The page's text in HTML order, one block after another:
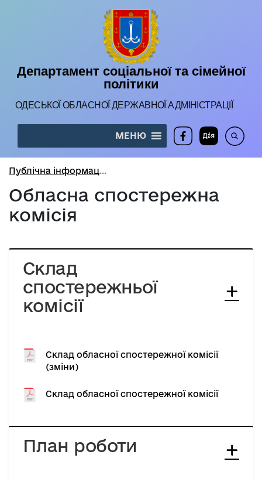
Департамент соціальної та сімейної
політики
ОДЕСЬКОЇ ОБЛАСНОЇ ДЕРЖАВНОЇ АДМIНIСТРАЦIЇ
МЕНЮ
Публічна інформація
Обласна спостережна
комісія
Склад
спостережньої
комісії
Склад обласної спостережної комісії
(зміни)
Склад обласної спостережної комісії
План роботи